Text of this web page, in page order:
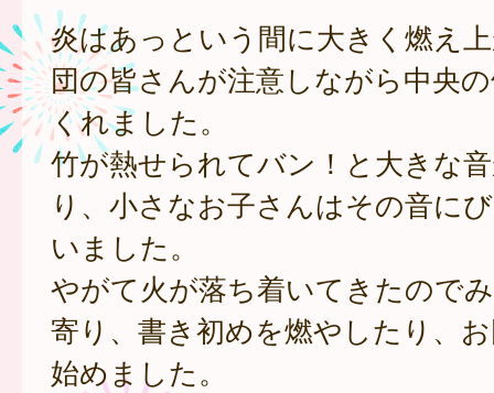
炎はあっという間に大きく燃え
団の皆さんが注意しながら中央
くれました。
竹が熱せられてバン！と大きな
り、小さなお子さんはその音に
いました。
やがて火が落ち着いてきたので
寄り、書き初めを燃やしたり、
始めました。